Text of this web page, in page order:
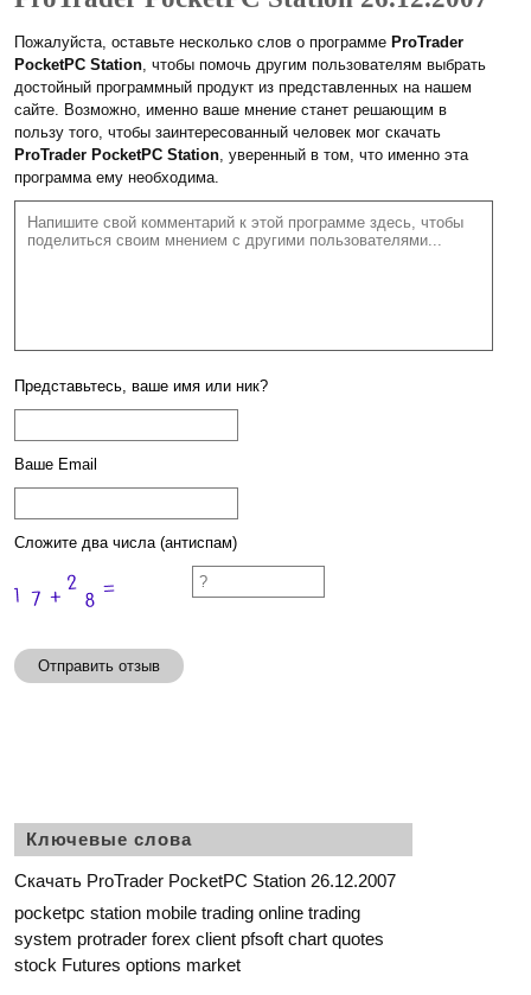
Пожалуйста, оставьте несколько слов о программе ProTrader
PocketPC Station, чтобы помочь другим пользователям выбрать
достойный программный продукт из представленных на нашем
сайте. Возможно, именно ваше мнение станет решающим в
пользу того, чтобы заинтересованный человек мог скачать
ProTrader PocketPC Station, уверенный в том, что именно эта
программа ему необходима.
Представьтесь, ваше имя или ник?
Ваше Email
Сложите два числа (антиспам)
Отправить отзыв
Ключевые слова
Скачать ProTrader PocketPC Station 26.12.2007
pocketpc station mobile trading online trading
system protrader forex client pfsoft chart quotes
stock Futures options market